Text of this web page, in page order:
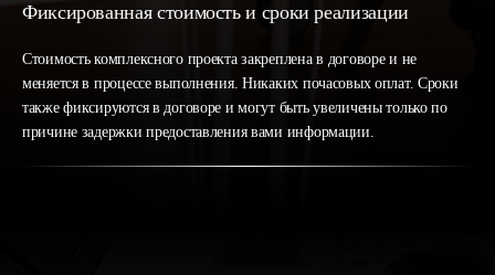
Фиксированная стоимость и сроки реализации
Стоимость комплексного проекта закреплена в договоре и не
меняется в процессе выполнения. Никаких почасовых оплат. Сроки
также фиксируются в договоре и могут быть увеличены только по
причине задержки предоставления вами информации.